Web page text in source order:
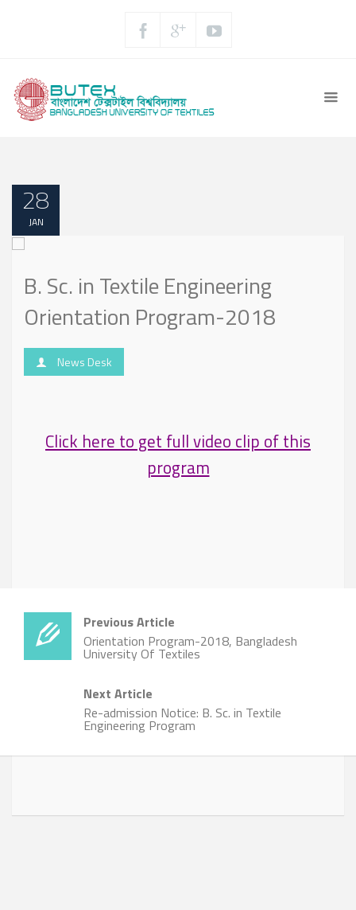
28
JAN
B. Sc. in Textile Engineering
Orientation Program-2018
News Desk
Click here to get full video clip of this
program
Previous Article
Orientation Program-2018, Bangladesh
University Of Textiles
Next Article
Re-admission Notice: B. Sc. in Textile
Engineering Program